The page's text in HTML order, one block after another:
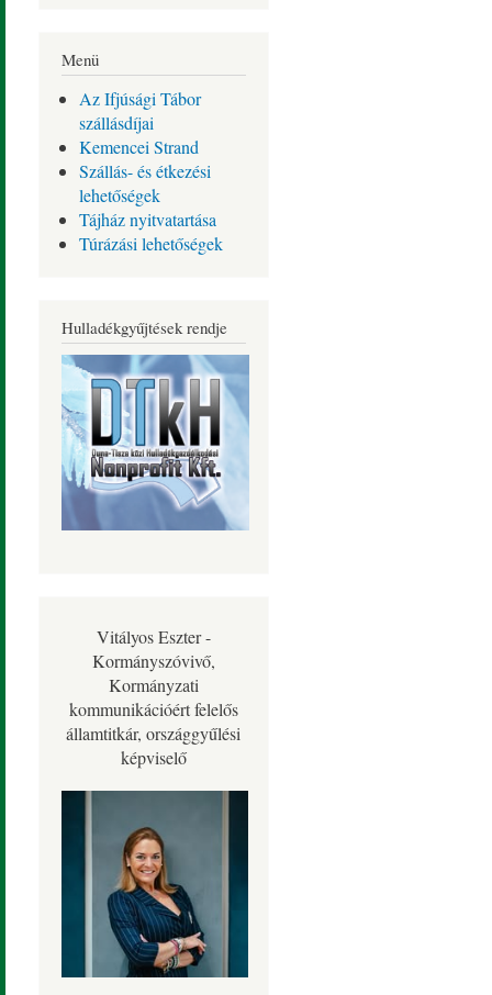
Menü
Az Ifjúsági Tábor
szállásdíjai
Kemencei Strand
Szállás- és étkezési
lehetőségek
Tájház nyitvatartása
Túrázási lehetőségek
Hulladékgyűjtések rendje
Vitályos Eszter -
Kormányszóvivő,
Kormányzati
kommunikációért felelős
államtitkár, országgyűlési
képviselő